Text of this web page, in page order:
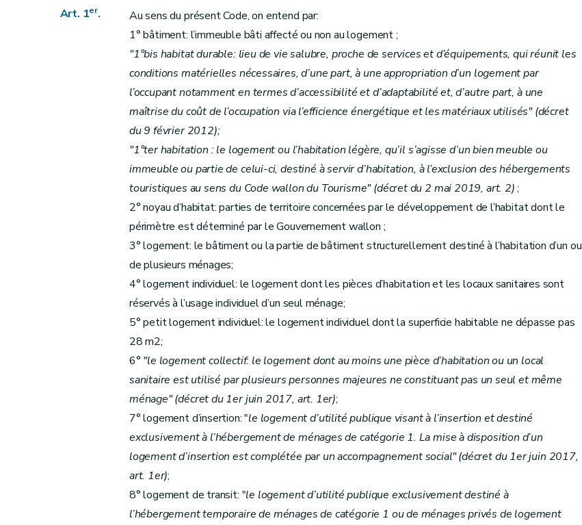
Section 3
Des prescriptions particulières aux logements collectifs et aux petits logements individuels, loués ou mis en location (
Art. 9
Art. 10
bis
Art. 11
Art. 12
Art. 13
4 Du Fonds régional pour le relogement– Décret du 9 février 2012, art. 16)
13
13
ter
Chapitre1 Des critères de l'habitat durable
– Décret du 9 février 2012, art. 19)
quater
Chapitre II
Des aides aux personnes physiques
Section première
Art. 14
Art. 15
Art. 16
Art. 17
Art. 18
Art. 19
Art. 20
Art. 21
Art. 22
Art.
22ter
Art.22
Section 2
– Décret du 1
juin 2017, art. 12)
Art. 1er.
Au sens du présent Code, on entend par:
1° bâtiment: l’immeuble bâti affecté ou non au logement ;
"1°bis habitat durable: lieu de vie salubre, proche de services et d’équipements, qui réunit les
conditions matérielles nécessaires, d’une part, à une appropriation d’un logement par
l’occupant notamment en termes d’accessibilité et d’adaptabilité et, d’autre part, à une
maîtrise du coût de l’occupation via l’efficience énergétique et les matériaux utilisés"(décret
du 9 février 2012);
"1°ter habitation : le logement ou l’habitation légère, qu’il s’agisse d’un bien meuble ou
immeuble ou partie de celui-ci, destiné à servir d’habitation, à l’exclusion des hébergements
touristiques au sens du Code wallon du Tourisme" (décret du 2 mai 2019, art. 2);
2° noyau d’habitat: parties de territoire concernées par le développement de l’habitat dont le
périmètre est déterminé par le Gouvernement wallon ;
3° logement: le bâtiment ou la partie de bâtiment structurellement destiné à l’habitation d’un ou
de plusieurs ménages;
4° logement individuel: le logement dont les pièces d’habitation et les locaux sanitaires sont
réservés à l’usage individuel d’un seul ménage;
5° petit logement individuel: le logement individuel dont la superficie habitable ne dépasse pas
28 m2;
6° "le logement collectif: le logement dont au moins une pièce d’habitation ou un local
sanitaire est utilisé par plusieurs personnes majeures ne constituant pas un seul et même
ménage" (décret du 1er juin 2017, art. 1er);
7° logement d’insertion: "le logement d’utilité publique visant à l’insertion et destiné
exclusivement à l’hébergement de ménages de catégorie 1. La mise à disposition d’un
logement d’insertion est complétée par un accompagnement social" (décret du 1er juin 2017,
art. 1er);
8° logement de transit: "le logement d’utilité publique exclusivement destiné à
l’hébergement temporaire de ménages de catégorie 1 ou de ménages privés de logement